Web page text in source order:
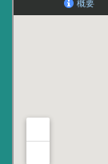
買う